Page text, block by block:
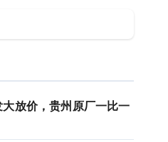
放价，贵州原厂一比一